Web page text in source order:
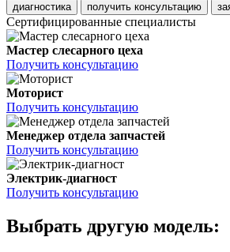
диагностика получить консультацию
Сертифицированные специалисты
Мастер слесарного цеха
Получить консультацию
Моторист
Получить консультацию
Менеджер отдела запчастей
Получить консультацию
Электрик-диагност
Получить консультацию
Выбрать другую модель: